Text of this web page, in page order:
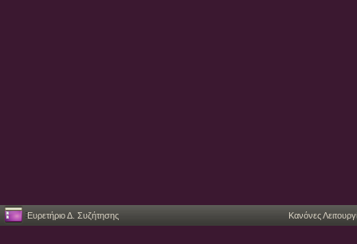
Ευρετήριο Δ. Συζήτησης Κανόνες